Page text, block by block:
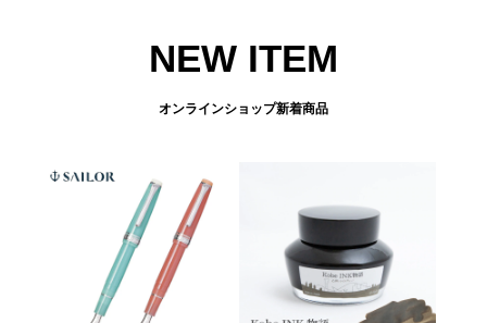
NEW ITEM
オンラインショップ新着商品